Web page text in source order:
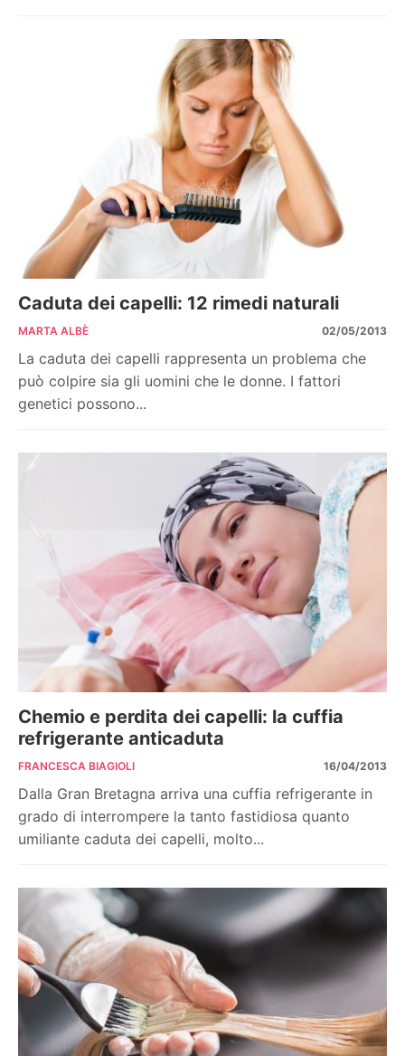
Caduta dei capelli: 12 rimedi naturali
MARTA ALBÈ 02/05/2013
La caduta dei capelli rappresenta un problema che
può colpire sia gli uomini che le donne. I fattori
genetici possono...
Chemio e perdita dei capelli: la cuffia
refrigerante anticaduta
FRANCESCA BIAGIOLI 16/04/2013
Dalla Gran Bretagna arriva una cuffia refrigerante in
grado di interrompere la tanto fastidiosa quanto
umiliante caduta dei capelli, molto...